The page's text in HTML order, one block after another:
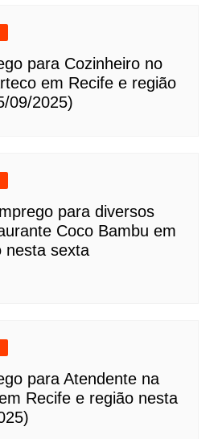
para Cozinheiro no
em Recife e região
09/2025)
para diversos
Coco Bambu em
nesta sexta
para Atendente na
Recife e região nesta